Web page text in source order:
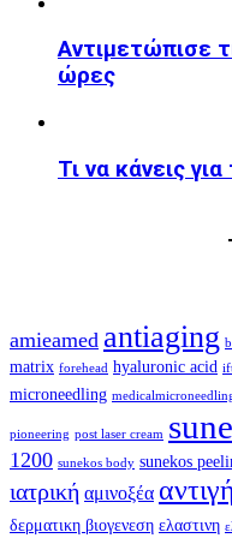
Αντιμετώπισε
ώρες
Τι να κάνεις
amieamed antiaging
matrix forehead hyaluronic acid
microneedling
pioneering post laser cream
1200 sunekos body sunekos
ιατρική αμινοξέα
δερματικη βιογενεση ελαστινη